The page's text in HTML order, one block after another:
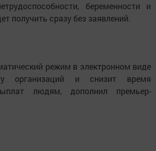
беременности и
получить сразу без заявлений.
режим в электронном виде
организаций и снизит время
людям, дополнил премьер-